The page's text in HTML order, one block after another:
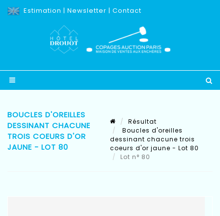
Estimation | Newsletter | Contact
BOUCLES D'OREILLES
DESSINANT CHACUNE
TROIS COEURS D'OR
JAUNE - LOT 80
Résultat
Boucles d'oreilles
dessinant chacune trois
coeurs d'or jaune - Lot 80
Lot n° 80